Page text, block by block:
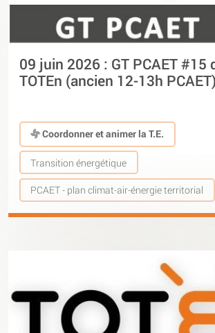
09 juin 2026 : GT PCAET #15
TOTEn (ancien 12-13h PCAET)
Coordonner et animer la T.E.
Transition énergétique
PCAET - plan climat-air-énergie territorial